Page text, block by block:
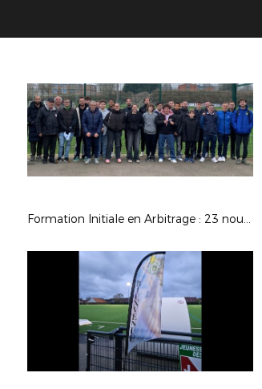
Formation Initiale en Arbitrage : 23 nouveaux arbitres formés à Saint-Omer